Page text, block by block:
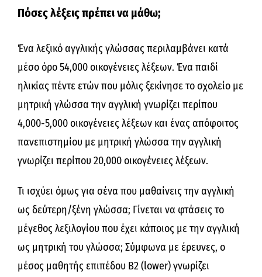
Πόσες λέξεις πρέπει να μάθω;
Ένα λεξικό αγγλικής γλώσσας περιλαμβάνει κατά
μέσο όρο 54,000 οικογένειες λέξεων. Ένα παιδί
ηλικίας πέντε ετών που μόλις ξεκίνησε το σχολείο με
μητρική γλώσσα την αγγλική γνωρίζει περίπου
4,000-5,000 οικογένειες λέξεων και ένας απόφοιτος
πανεπιστημίου με μητρική γλώσσα την αγγλική
γνωρίζει περίπου 20,000 οικογένειες λέξεων.
Τι ισχύει όμως για σένα που μαθαίνεις την αγγλική
ως δεύτερη/ξένη γλώσσα; Γίνεται να φτάσεις το
μέγεθος λεξιλογίου που έχει κάποιος με την αγγλική
ως μητρική του γλώσσα; Σύμφωνα με έρευνες, ο
μέσος μαθητής επιπέδου Β2 (lower) γνωρίζει